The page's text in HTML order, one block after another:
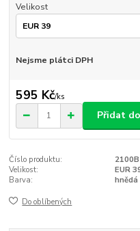
Velikost
Nejsme plátci DPH
595 Kč/ks
Přidat
Číslo produktu:
2100B
Velikost:
EUR
Barva:
hnědá
Do oblíbených